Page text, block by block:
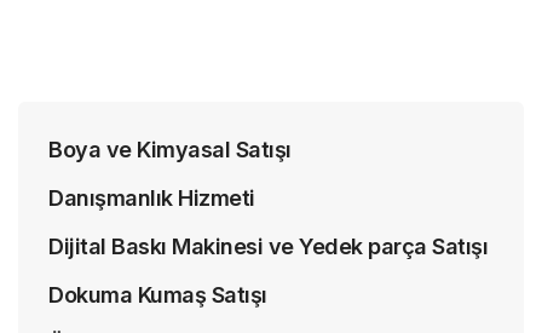
Boya ve Kimyasal Satışı
Danışmanlık Hizmeti
Dijital Baskı Makinesi ve Yedek parça Satışı
Dokuma Kumaş Satışı